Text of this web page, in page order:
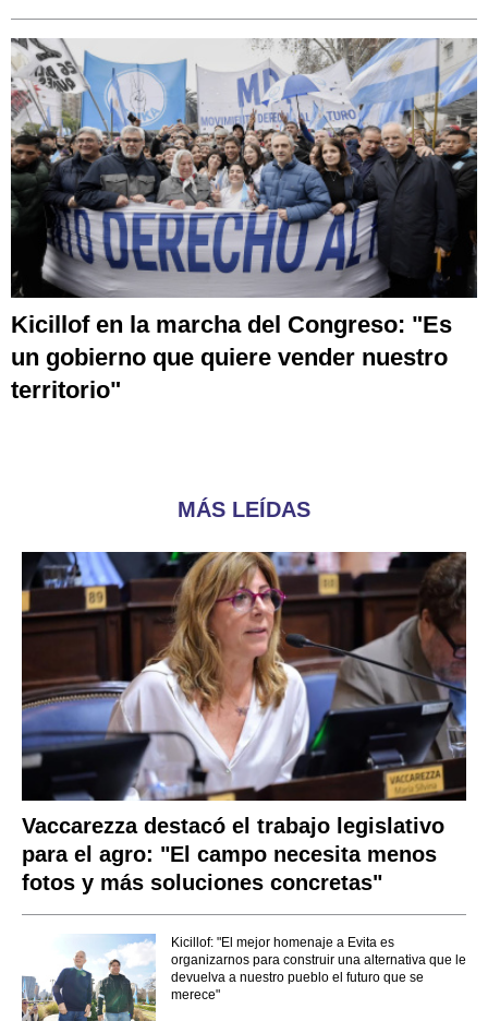
Kicillof en la marcha del Congreso: "Es
un gobierno que quiere vender nuestro
territorio"
MÁS LEÍDAS
Vaccarezza destacó el trabajo legislativo
para el agro: "El campo necesita menos
fotos y más soluciones concretas"
Kicillof: "El mejor homenaje a Evita es
organizarnos para construir una alternativa que le
devuelva a nuestro pueblo el futuro que se
merece"